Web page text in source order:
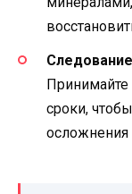
Принимайте
сроки,
осложнения